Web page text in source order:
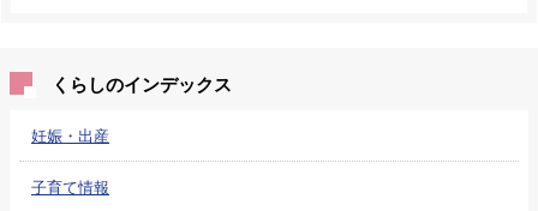
くらしのインデックス
妊娠・出産
子育て情報